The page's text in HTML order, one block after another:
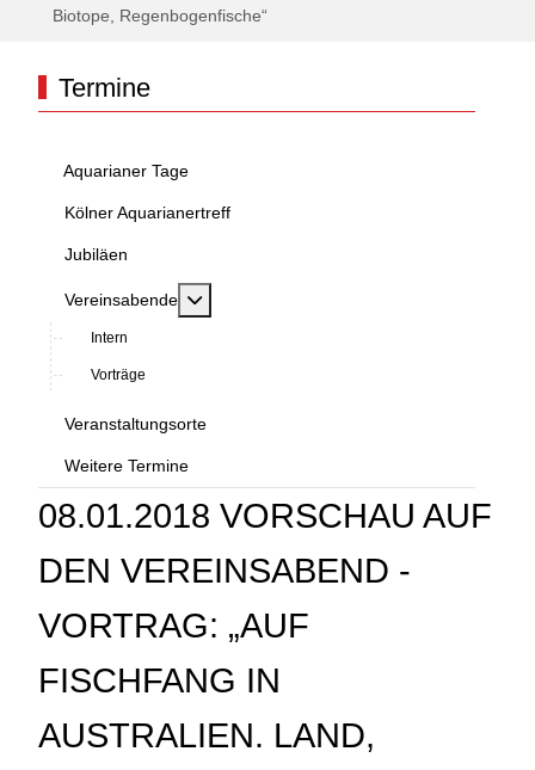
Biotope, Regenbogenfische“
Termine
Aquarianer Tage
Kölner Aquarianertreff
Jubiläen
Vereinsabende MOD_MENU_TOGGLE_SUBMENU_LABEL
Intern
Vorträge
Veranstaltungsorte
Weitere Termine
08.01.2018 VORSCHAU AUF
DEN VEREINSABEND -
VORTRAG: „AUF
FISCHFANG IN
AUSTRALIEN. LAND,